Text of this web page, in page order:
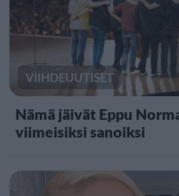
VIIHDEUUTISET
Nämä jäivät Eppu
viimeisiksi sanoiksi